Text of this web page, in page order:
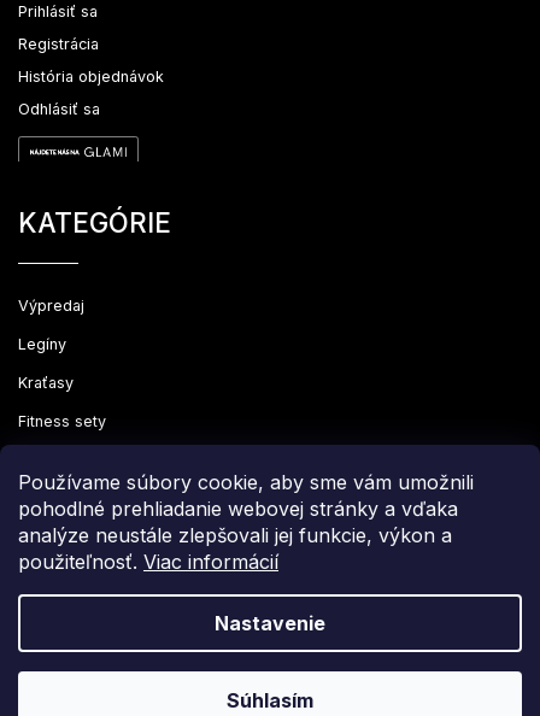
Používame súbory cookie, aby sme vám umožnili
pohodlné prehliadanie webovej stránky a vďaka
analýze neustále zlepšovali jej funkcie, výkon a
použiteľnosť. Viac informácií
Nastavenie
Súhlasím
Prihlásiť sa
Registrácia
História objednávok
Odhlásiť sa
KATEGÓRIE
Výpredaj
Legíny
Kraťasy
Fitness sety
Vytvoril Shoptet